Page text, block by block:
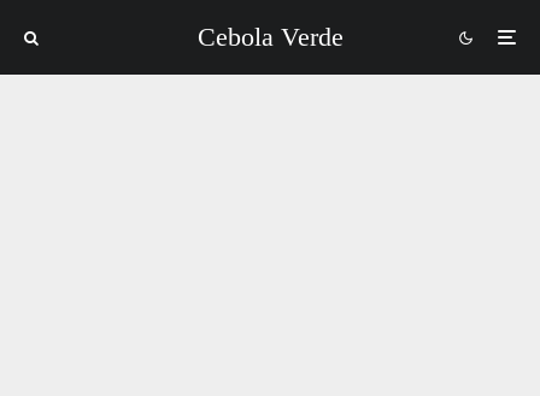
Cebola Verde